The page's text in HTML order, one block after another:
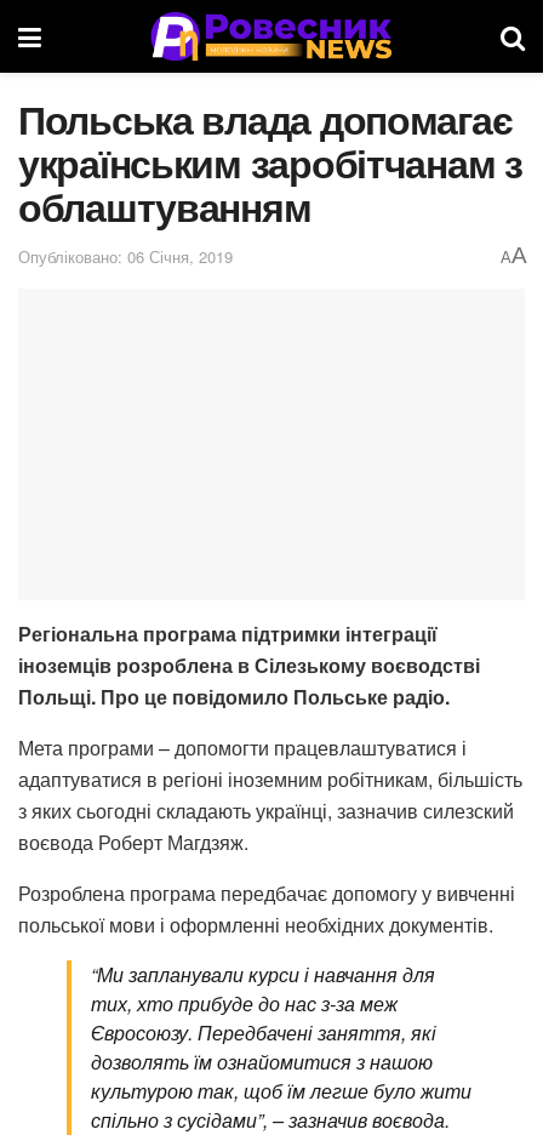
Польська влада допомагає
українським заробітчанам з
облаштуванням
Опубліковано: 06 Січня, 2019 AA
Регіональна програма підтримки інтеграції
іноземців розроблена в Сілезькому воєводстві
Польщі. Про це повідомило Польське радіо.
Мета програми – допомогти працевлаштуватися і
адаптуватися в регіоні іноземним робітникам, більшість
з яких сьогодні складають українці, зазначив силезский
воєвода Роберт Магдзяж.
Розроблена програма передбачає допомогу у вивченні
польської мови і оформленні необхідних документів.
“Ми запланували курси і навчання для
тих, хто прибуде до нас з-за меж
Євросоюзу. Передбачені заняття, які
дозволять їм ознайомитися з нашою
культурою так, щоб їм легше було жити
спільно з сусідами”, – зазначив воєвода.